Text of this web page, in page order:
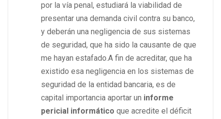
por la vía penal, estudiará la viabilidad de
presentar una demanda civil contra su banco,
y deberán una negligencia de sus sistemas
de seguridad, que ha sido la causante de que
me hayan estafado.A fin de acreditar, que ha
existido esa negligencia en los sistemas de
seguridad de la entidad bancaria, es de
capital importancia aportar un informe
pericial informático que acredite el déficit